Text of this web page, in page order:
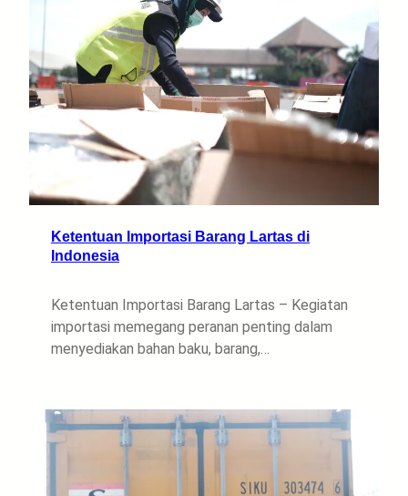
Ketentuan Importasi Barang Lartas di
Indonesia
Ketentuan Importasi Barang Lartas – Kegiatan
importasi memegang peranan penting dalam
menyediakan bahan baku, barang,…